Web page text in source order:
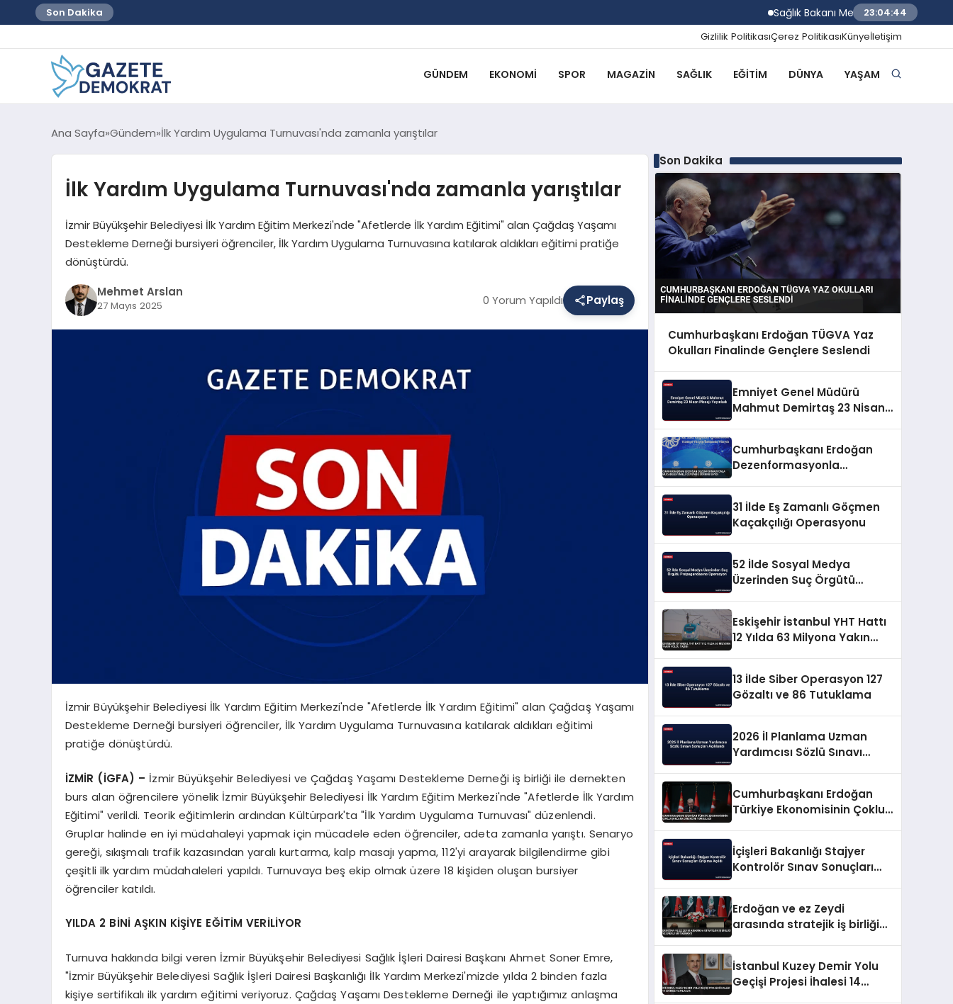
Son Dakika Sağlık Bakanı Memişoğlu Trabzon Şehir
23:04:45
Gizlilik PolitikasıÇerez PolitikasıKünyeİletişim
GÜNDEM EKONOMI SPOR MAGAZIN SAĞLIK EĞITIM DÜNYA YAŞAM
Ana Sayfa Gündem İlk Yardım Uygulama Turnuvası'nda zamanla yarıştılar
İlk Yardım Uygulama Turnuvası'nda zamanla yarıştılar
İzmir Büyükşehir Belediyesi İlk Yardım Eğitim Merkezi'nde "Afetlerde İlk Yardım Eğitimi" alan Çağdaş Yaşamı
Destekleme Derneği bursiyeri öğrenciler, İlk Yardım Uygulama Turnuvasına katılarak aldıkları eğitimi pratiğe
dönüştürdü.
Mehmet Arslan
27 Mayıs 2025 0 Yorum Yapıldı Paylaş
İzmir Büyükşehir Belediyesi İlk Yardım Eğitim Merkezi'nde "Afetlerde İlk Yardım Eğitimi" alan Çağdaş Yaşamı
Destekleme Derneği bursiyeri öğrenciler, İlk Yardım Uygulama Turnuvasına katılarak aldıkları eğitimi
pratiğe dönüştürdü.
İZMİR (İGFA) – İzmir Büyükşehir Belediyesi ve Çağdaş Yaşamı Destekleme Derneği iş birliği ile dernekten
burs alan öğrencilere yönelik İzmir Büyükşehir Belediyesi İlk Yardım Eğitim Merkezi'nde "Afetlerde İlk Yardım
Eğitimi" verildi. Teorik eğitimlerin ardından Kültürpark'ta "İlk Yardım Uygulama Turnuvası" düzenlendi.
Gruplar halinde en iyi müdahaleyi yapmak için mücadele eden öğrenciler, adeta zamanla yarıştı. Senaryo
gereği, sıkışmalı trafik kazasından yaralı kurtarma, kalp masajı yapma, 112'yi arayarak bilgilendirme gibi
çeşitli ilk yardım müdahaleleri yapıldı. Turnuvaya beş ekip olmak üzere 18 kişiden oluşan bursiyer
öğrenciler katıldı.
YILDA 2 BİNİ AŞKIN KİŞİYE EĞİTİM VERİLİYOR
Turnuva hakkında bilgi veren İzmir Büyükşehir Belediyesi Sağlık İşleri Dairesi Başkanı Ahmet Soner Emre,
"İzmir Büyükşehir Belediyesi Sağlık İşleri Dairesi Başkanlığı İlk Yardım Merkezi'mizde yılda 2 binden fazla
kişiye sertifikalı ilk yardım eğitimi veriyoruz. Çağdaş Yaşamı Destekleme Derneği ile yaptığımız anlaşma
Son Dakika
Cumhurbaşkanı Erdoğan TÜGVA Yaz
Okulları Finalinde Gençlere Seslendi
Emniyet Genel Müdürü
Mahmut Demirtaş 23 Nisan
Cumhurbaşkanı Erdoğan
Dezenformasyonla
31 İlde Eş Zamanlı Göçmen
Kaçakçılığı Operasyonu
52 İlde Sosyal Medya
Üzerinden Suç Örgütü
Eskişehir İstanbul YHT Hattı
12 Yılda 63 Milyona Yakın
13 İlde Siber Operasyon 127
Gözaltı ve 86 Tutuklama
2026 İl Planlama Uzman
Yardımcısı Sözlü Sınavı
Cumhurbaşkanı Erdoğan
Türkiye Ekonomisinin Çoklu
İçişleri Bakanlığı Stajyer
Kontrolör Sınav Sonuçları
Erdoğan ve ez Zeydi
arasında stratejik iş birliği
İstanbul Kuzey Demir Yolu
Geçişi Projesi İhalesi 14